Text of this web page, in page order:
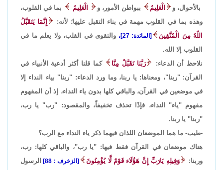
بالأحوال، و
الْعَلِيمُ ببواطن الأمور، و الْعَلِيمُ
بما في القلوب،
وهذه بما في القلوب مهمة في بناء التقبل عليها؛ لأنه:
إِنَّمَا يَتَقَبَّلُ
اللّهُ مِنَ الْمُتَّقِينَ
[المائدة: 27]،
والتقوى في القلب، ولا يعلم ما في
القلوب إلا الله.
نلاحظ أن الدعاء:
رَبَّنَا تَقَبَّلْ مِنَّا
كما قلنا أكثر أدعية الأنبياء في
القرآن: "ربنا"، ومعناها: يا ربنا، وما ورد الدعاء: "ربنا" بياء النداء إلا
في موضعين في القرآن، والباقي كلها بدون ياء النداء، إذ أن المفهوم
مفهوم "ياء" النداء، فإذًا تحذف تخفيفاً، والمقصود: "رب" يا رب،
"ربنا" يا ربنا.
-طيب- ما هما الموضعان اللذان فيهما ذكر ياء النداء مع الرب؟
هناك موضعان في القرآن فقط فيها: "يا رب"، والباقي كلها: رب،
وربنا:
وَقِيلِهِ يَارَبِّ إِنَّ هَؤُلَاء قَوْمٌ لَّا يُؤْمِنُونَ [الزخرف : 88]
الرسول